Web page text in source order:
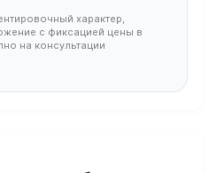
характер,
с фиксацией цены в
на консультации